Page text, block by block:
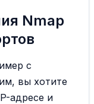
Nmap
с
вы хотите
адресе и